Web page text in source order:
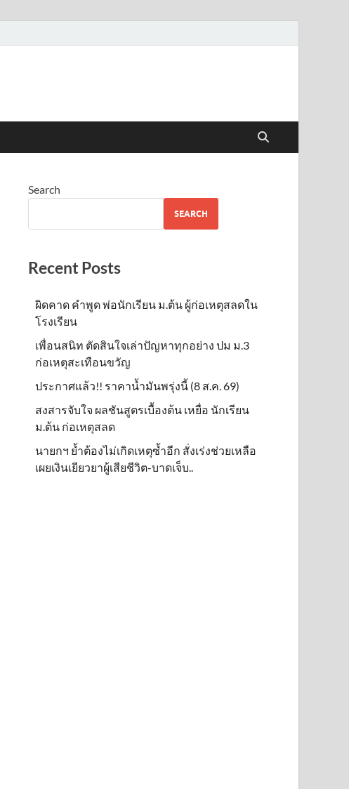
Search
SEARCH
Recent Posts
ผิดคาด คำพูด พ่อนักเรียน ม.ต้น ผู้ก่อเหตุสลดใน
โรงเรียน
เพื่อนสนิท ตัดสินใจเล่าปัญหาทุกอย่าง ปม ม.3
ก่อเหตุสะเทือนขวัญ
ประกาศแล้ว!! ราคาน้ำมันพรุ่งนี้ (8 ส.ค. 69)
สงสารจับใจ ผลชันสูตรเบื้องต้น เหยื่อ นักเรียน
ม.ต้น ก่อเหตุสลด
นายกฯ ย้ำต้องไม่เกิดเหตุซ้ำอีก สั่งเร่งช่วยเหลือ
เผยเงินเยียวยาผู้เสียชีวิต-บาดเจ็บ..